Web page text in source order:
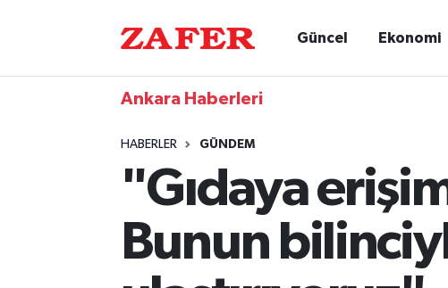
Güncel Ekonomi
Ankara Haberleri
HABERLER GÜNDEM
"Gıdaya
Bunun